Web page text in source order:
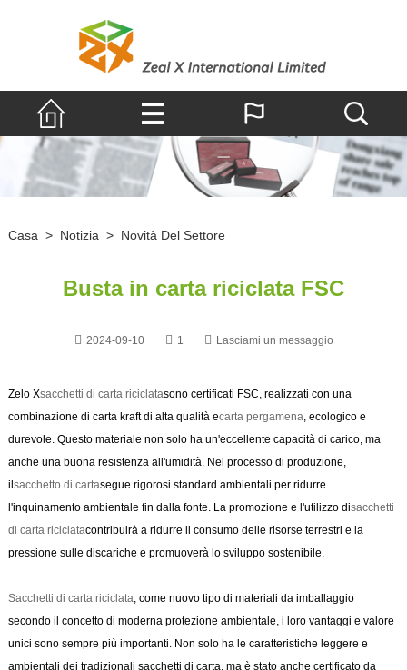
Casa > Notizia > Novità Del Settore
Busta in carta riciclata FSC
2024-09-10 1 Lasciami un messaggio
Zelo Xsacchetti di carta riciclatasono certificati FSC, realizzati con una
combinazione di carta kraft di alta qualità ecarta pergamena , ecologico e
durevole. Questo materiale non solo ha un'eccellente capacità di carico, ma
anche una buona resistenza all'umidità. Nel processo di produzione,
ilsacchetto di cartasegue rigorosi standard ambientali per ridurre
l'inquinamento ambientale fin dalla fonte. La promozione e l'utilizzo disacchetti
di carta riciclatacontribuirà a ridurre il consumo delle risorse terrestri e la
pressione sulle discariche e promuoverà lo sviluppo sostenibile.
Sacchetti di carta riciclata , come nuovo tipo di materiali da imballaggio
secondo il concetto di moderna protezione ambientale, i loro vantaggi e valore
unici sono sempre più importanti. Non solo ha le caratteristiche leggere e
ambientali dei tradizionali sacchetti di carta, ma è stato anche certificato da